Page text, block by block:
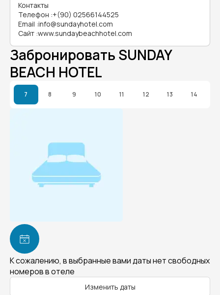
Контакты
Телефон :+(90) 02566144525
Email :info@sundayhotel.com
Сайт :www.sundaybeachhotel.com
Забронировать SUNDAY
BEACH HOTEL
7 8 9 10 11 12 13 14
К сожалению, в выбранные вами даты нет свободных
номеров в отеле
Изменить даты